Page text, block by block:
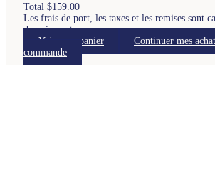
la
du
produit
variations.
options
peuvent
Total $159.00
Les frais de port, les taxes et les remises sont
du paiement.
Voir mon panier
Continuer mes
commande